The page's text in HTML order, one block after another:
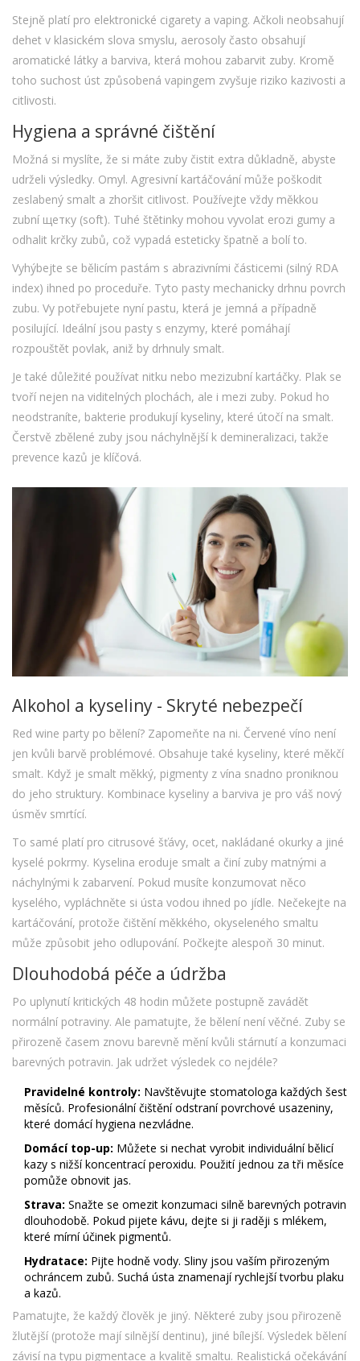
Stejně platí pro elektronické cigarety a vaping. Ačkoli neobsahují
dehet v klasickém slova smyslu, aerosoly často obsahují
aromatické látky a barviva, která mohou zabarvit zuby. Kromě
toho suchost úst způsobená vapingem zvyšuje riziko kazivosti a
citlivosti.
Hygiena a správné čištění
Možná si myslíte, že si máte zuby čistit extra důkladně, abyste
udrželi výsledky. Omyl. Agresivní kartáčování může poškodit
zeslabený smalt a zhoršit citlivost. Používejte vždy měkkou
zubní щетку (soft). Tuhé štětinky mohou vyvolat erozi gumy a
odhalit krčky zubů, což vypadá esteticky špatně a bolí to.
Vyhýbejte se bělicím pastám s abrazivními částicemi (silný RDA
index) ihned po proceduře. Tyto pasty mechanicky drhnu povrch
zubu. Vy potřebujete nyní pastu, která je jemná a případně
posilující. Ideální jsou pasty s enzymy, které pomáhají
rozpouštět povlak, aniž by drhnuly smalt.
Je také důležité používat nitku nebo mezizubní kartáčky. Plak se
tvoří nejen na viditelných plochách, ale i mezi zuby. Pokud ho
neodstraníte, bakterie produkují kyseliny, které útočí na smalt.
Čerstvě zbělené zuby jsou náchylnější k demineralizaci, takže
prevence kazů je klíčová.
Alkohol a kyseliny - Skryté nebezpečí
Red wine party po bělení? Zapomeňte na ni. Červené víno není
jen kvůli barvě problémové. Obsahuje také kyseliny, které měkčí
smalt. Když je smalt měkký, pigmenty z vína snadno proniknou
do jeho struktury. Kombinace kyseliny a barviva je pro váš nový
úsměv smrtící.
To samé platí pro citrusové šťávy, ocet, nakládané okurky a jiné
kyselé pokrmy. Kyselina eroduje smalt a činí zuby matnými a
náchylnými k zabarvení. Pokud musíte konzumovat něco
kyselého, vypláchněte si ústa vodou ihned po jídle. Nečekejte na
kartáčování, protože čištění měkkého, okyseleného smaltu
může způsobit jeho odlupování. Počkejte alespoň 30 minut.
Dlouhodobá péče a údržba
Po uplynutí kritických 48 hodin můžete postupně zavádět
normální potraviny. Ale pamatujte, že bělení není věčné. Zuby se
přirozeně časem znovu barevně mění kvůli stárnutí a konzumaci
barevných potravin. Jak udržet výsledek co nejdéle?
Pravidelné kontroly: Navštěvujte stomatologa každých šest
měsíců. Profesionální čištění odstraní povrchové usazeniny,
které domácí hygiena nezvládne.
Domácí top-up: Můžete si nechat vyrobit individuální bělicí
kazy s nižší koncentrací peroxidu. Použití jednou za tři měsíce
pomůže obnovit jas.
Strava: Snažte se omezit konzumaci silně barevných potravin
dlouhodobě. Pokud pijete kávu, dejte si ji raději s mlékem,
které mírní účinek pigmentů.
Hydratace: Pijte hodně vody. Sliny jsou vaším přirozeným
ochráncem zubů. Suchá ústa znamenají rychlejší tvorbu plaku
a kazů.
Pamatujte, že každý člověk je jiný. Některé zuby jsou přirozeně
žlutější (protože mají silnější dentinu), jiné bílejší. Výsledek bělení
závisí na typu pigmentace a kvalitě smaltu. Realistická očekávání